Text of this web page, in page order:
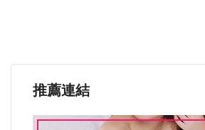
推薦連結